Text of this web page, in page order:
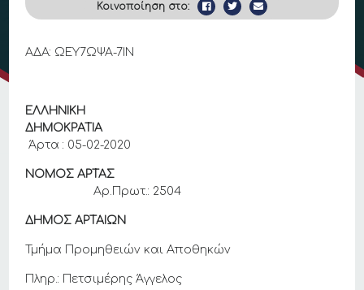
Κοινοποίηση στο:
ΑΔΑ: ΩΕΥ7ΩΨΑ-7ΙΝ
ΕΛΛΗΝΙΚΗ
ΔΗΜΟΚΡΑΤΙΑ
Άρτα : 05-02-2020
ΝΟΜΟΣ ΑΡΤΑΣ
Αρ.Πρωτ.: 2504
ΔΗΜΟΣ ΑΡΤΑΙΩΝ
Τμήμα Προμηθειών και Αποθηκών
Πληρ.: Πετσιμέρης Άγγελος